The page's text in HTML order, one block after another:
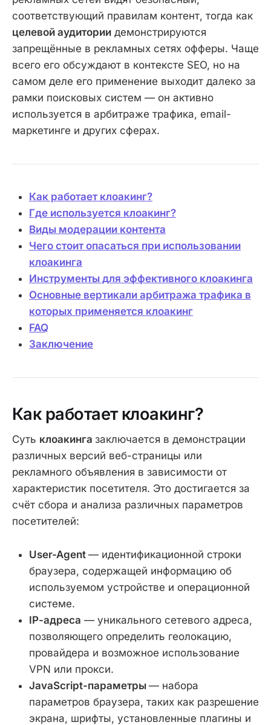
соответствующий правилам контент, тогда как
целевой аудитории демонстрируются
запрещённые в рекламных сетях офферы. Чаще
всего его обсуждают в контексте SEO, но на
самом деле его применение выходит далеко за
рамки поисковых систем — он активно
используется в арбитраже трафика, email-
маркетинге и других сферах.
Как работает клоакинг?
Где используется клоакинг?
Виды модерации контента
Чего стоит опасаться при использовании
клоакинга
Инструменты для эффективного клоакинга
Основные вертикали арбитража трафика в
которых применяется клоакинг
FAQ
Заключение
Как работает клоакинг?
Суть клоакинга заключается в демонстрации
различных версий веб-страницы или
рекламного объявления в зависимости от
характеристик посетителя. Это достигается за
счёт сбора и анализа различных параметров
посетителей:
User-Agent — идентификационной строки
браузера, содержащей информацию об
используемом устройстве и операционной
системе.
IP-адреса — уникального сетевого адреса,
позволяющего определить геолокацию,
провайдера и возможное использование
VPN или прокси.
JavaScript-параметры — набора
параметров браузера, таких как разрешение
экрана, шрифты, установленные плагины и